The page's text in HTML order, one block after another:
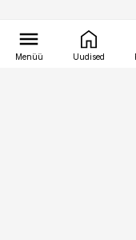
Menüü Uudised